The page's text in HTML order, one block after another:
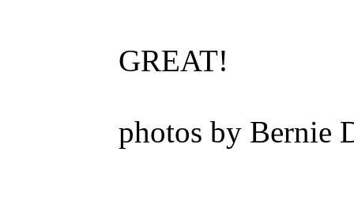
GREAT!
photos by Bernie